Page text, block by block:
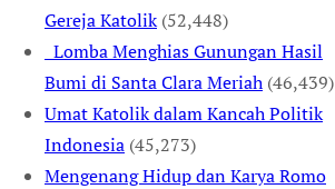
Gereja Katolik (52,448)
Lomba Menghias Gunungan Hasil
Bumi di Santa Clara Meriah (46,439)
Umat Katolik dalam Kancah Politik
Indonesia (45,273)
Mengenang Hidup dan Karya Romo